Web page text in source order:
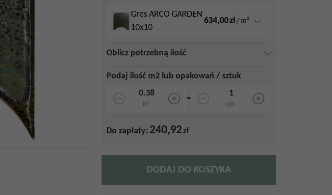
Gres ARCO GARDEN
10x10
634,00zł/m²
Oblicz potrzebną ilość
Podaj ilość m2 lub opakowań / sztuk
m²
=
opk.
Do zapłaty: 240,92zł
DODAJ DO KOSZYKA